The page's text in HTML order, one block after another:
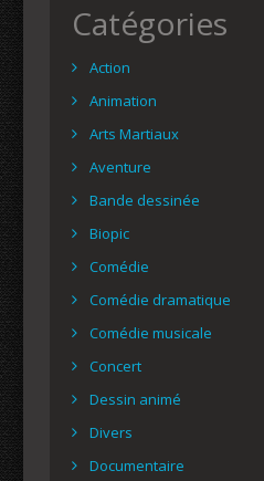
Catégories
Action
Animation
Arts Martiaux
Aventure
Bande dessinée
Biopic
Comédie
Comédie dramatique
Comédie musicale
Concert
Dessin animé
Divers
Documentaire